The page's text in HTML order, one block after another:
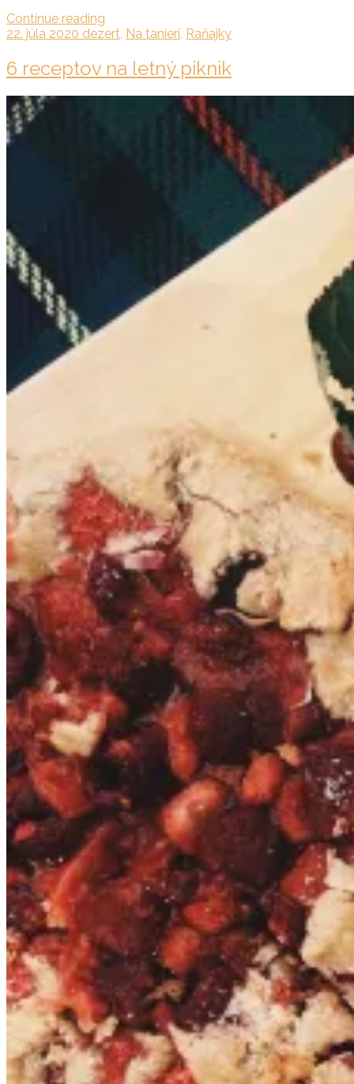
Continue reading
22. júla 2020 dezert, Na tanieri, Raňajky
6 receptov na letný piknik